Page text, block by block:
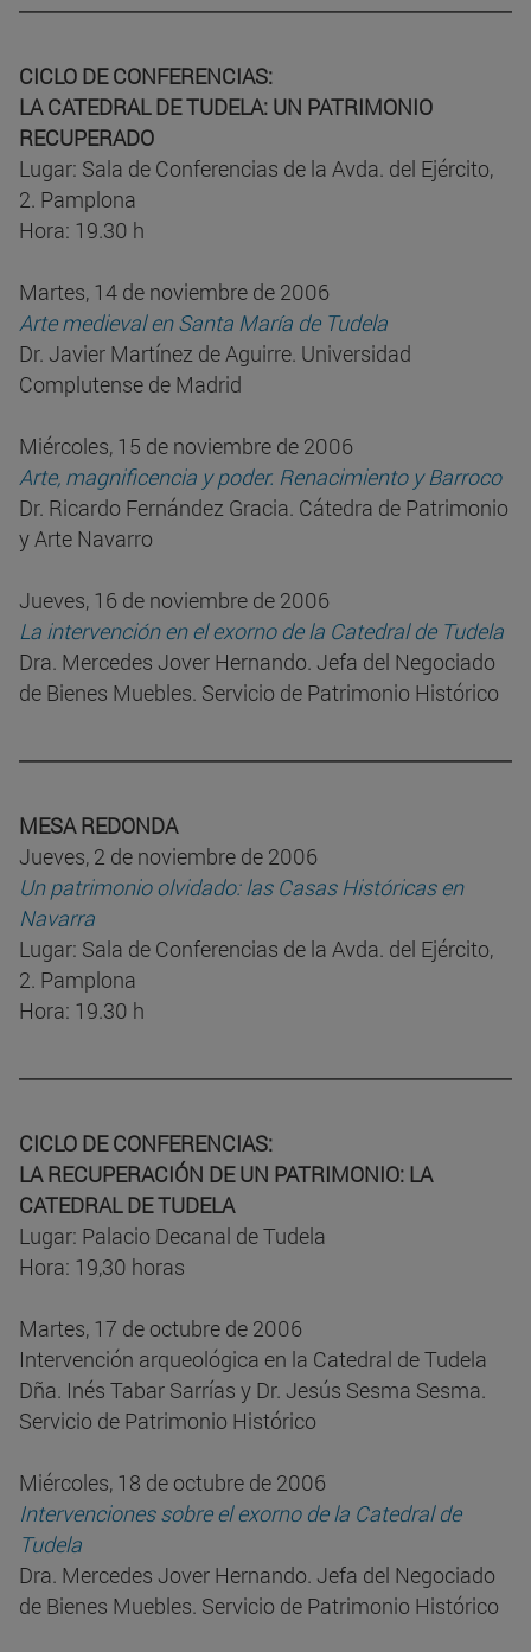
CICLO DE CONFERENCIAS:
LA CATEDRAL DE TUDELA: UN PATRIMONIO
RECUPERADO
Lugar: Sala de Conferencias de la Avda. del Ejército,
2. Pamplona
Hora: 19.30 h
Martes, 14 de noviembre de 2006
Arte medieval en Santa María de Tudela
Dr. Javier Martínez de Aguirre. Universidad
Complutense de Madrid
Miércoles, 15 de noviembre de 2006
Arte, magnificencia y poder. Renacimiento y Barroco
Dr. Ricardo Fernández Gracia. Cátedra de Patrimonio
y Arte Navarro
Jueves, 16 de noviembre de 2006
La intervención en el exorno de la Catedral de Tudela
Dra. Mercedes Jover Hernando. Jefa del Negociado
de Bienes Muebles. Servicio de Patrimonio Histórico
MESA REDONDA
Jueves, 2 de noviembre de 2006
Un patrimonio olvidado: las Casas Históricas en
Navarra
Lugar: Sala de Conferencias de la Avda. del Ejército,
2. Pamplona
Hora: 19.30 h
CICLO DE CONFERENCIAS:
LA RECUPERACIÓN DE UN PATRIMONIO: LA
CATEDRAL DE TUDELA
Lugar: Palacio Decanal de Tudela
Hora: 19,30 horas
Martes, 17 de octubre de 2006
Intervención arqueológica en la Catedral de Tudela
Dña. Inés Tabar Sarrías y Dr. Jesús Sesma Sesma.
Servicio de Patrimonio Histórico
Miércoles, 18 de octubre de 2006
Intervenciones sobre el exorno de la Catedral de
Tudela
Dra. Mercedes Jover Hernando. Jefa del Negociado
de Bienes Muebles. Servicio de Patrimonio Histórico